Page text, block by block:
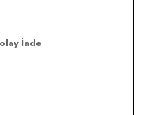
İade